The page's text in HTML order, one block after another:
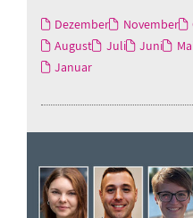
Dezember November
August
Juli Juni
Januar